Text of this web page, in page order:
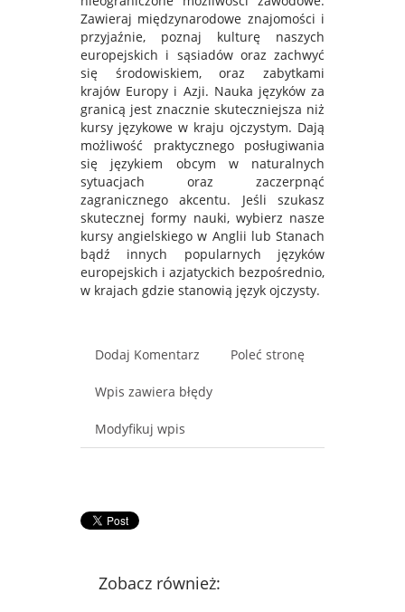
Zawieraj międzynarodowe znajomości i
przyjaźnie, poznaj kulturę naszych
europejskich i sąsiadów oraz zachwyć
się środowiskiem, oraz zabytkami
krajów Europy i Azji. Nauka języków za
granicą jest znacznie skuteczniejsza niż
kursy językowe w kraju ojczystym. Dają
możliwość praktycznego posługiwania
się językiem obcym w naturalnych
sytuacjach oraz zaczerpnąć
zagranicznego akcentu. Jeśli szukasz
skutecznej formy nauki, wybierz nasze
kursy angielskiego w Anglii lub Stanach
bądź innych popularnych języków
europejskich i azjatyckich bezpośrednio,
w krajach gdzie stanowią język ojczysty.
Dodaj Komentarz Poleć stronę
Wpis zawiera błędy
Modyfikuj wpis
Zobacz również: